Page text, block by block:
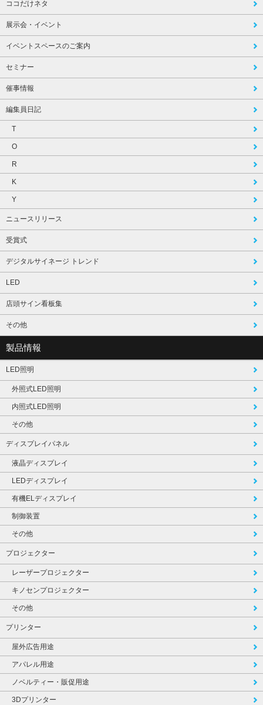
ココだけネタ
展示会・イベント
イベントスペースのご案内
セミナー
催事情報
編集員日記
T
O
R
K
Y
ニュースリリース
受賞式
デジタルサイネージ トレンド
LED
店頭サイン看板集
その他
製品情報
LED照明
外照式LED照明
内照式LED照明
その他
ディスプレイパネル
液晶ディスプレイ
LEDディスプレイ
有機ELディスプレイ
制御装置
その他
プロジェクター
レーザープロジェクター
キノセンプロジェクター
その他
プリンター
屋外広告用途
アパレル用途
ノベルティー・販促用途
3Dプリンター